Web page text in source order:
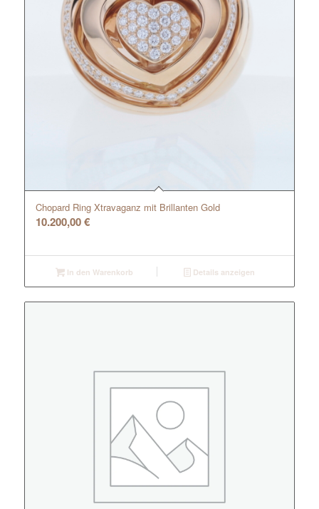
Chopard Ring Xtravaganz mit Brillanten Gold
10.200,00€
In den Warenkorb Details anzeigen